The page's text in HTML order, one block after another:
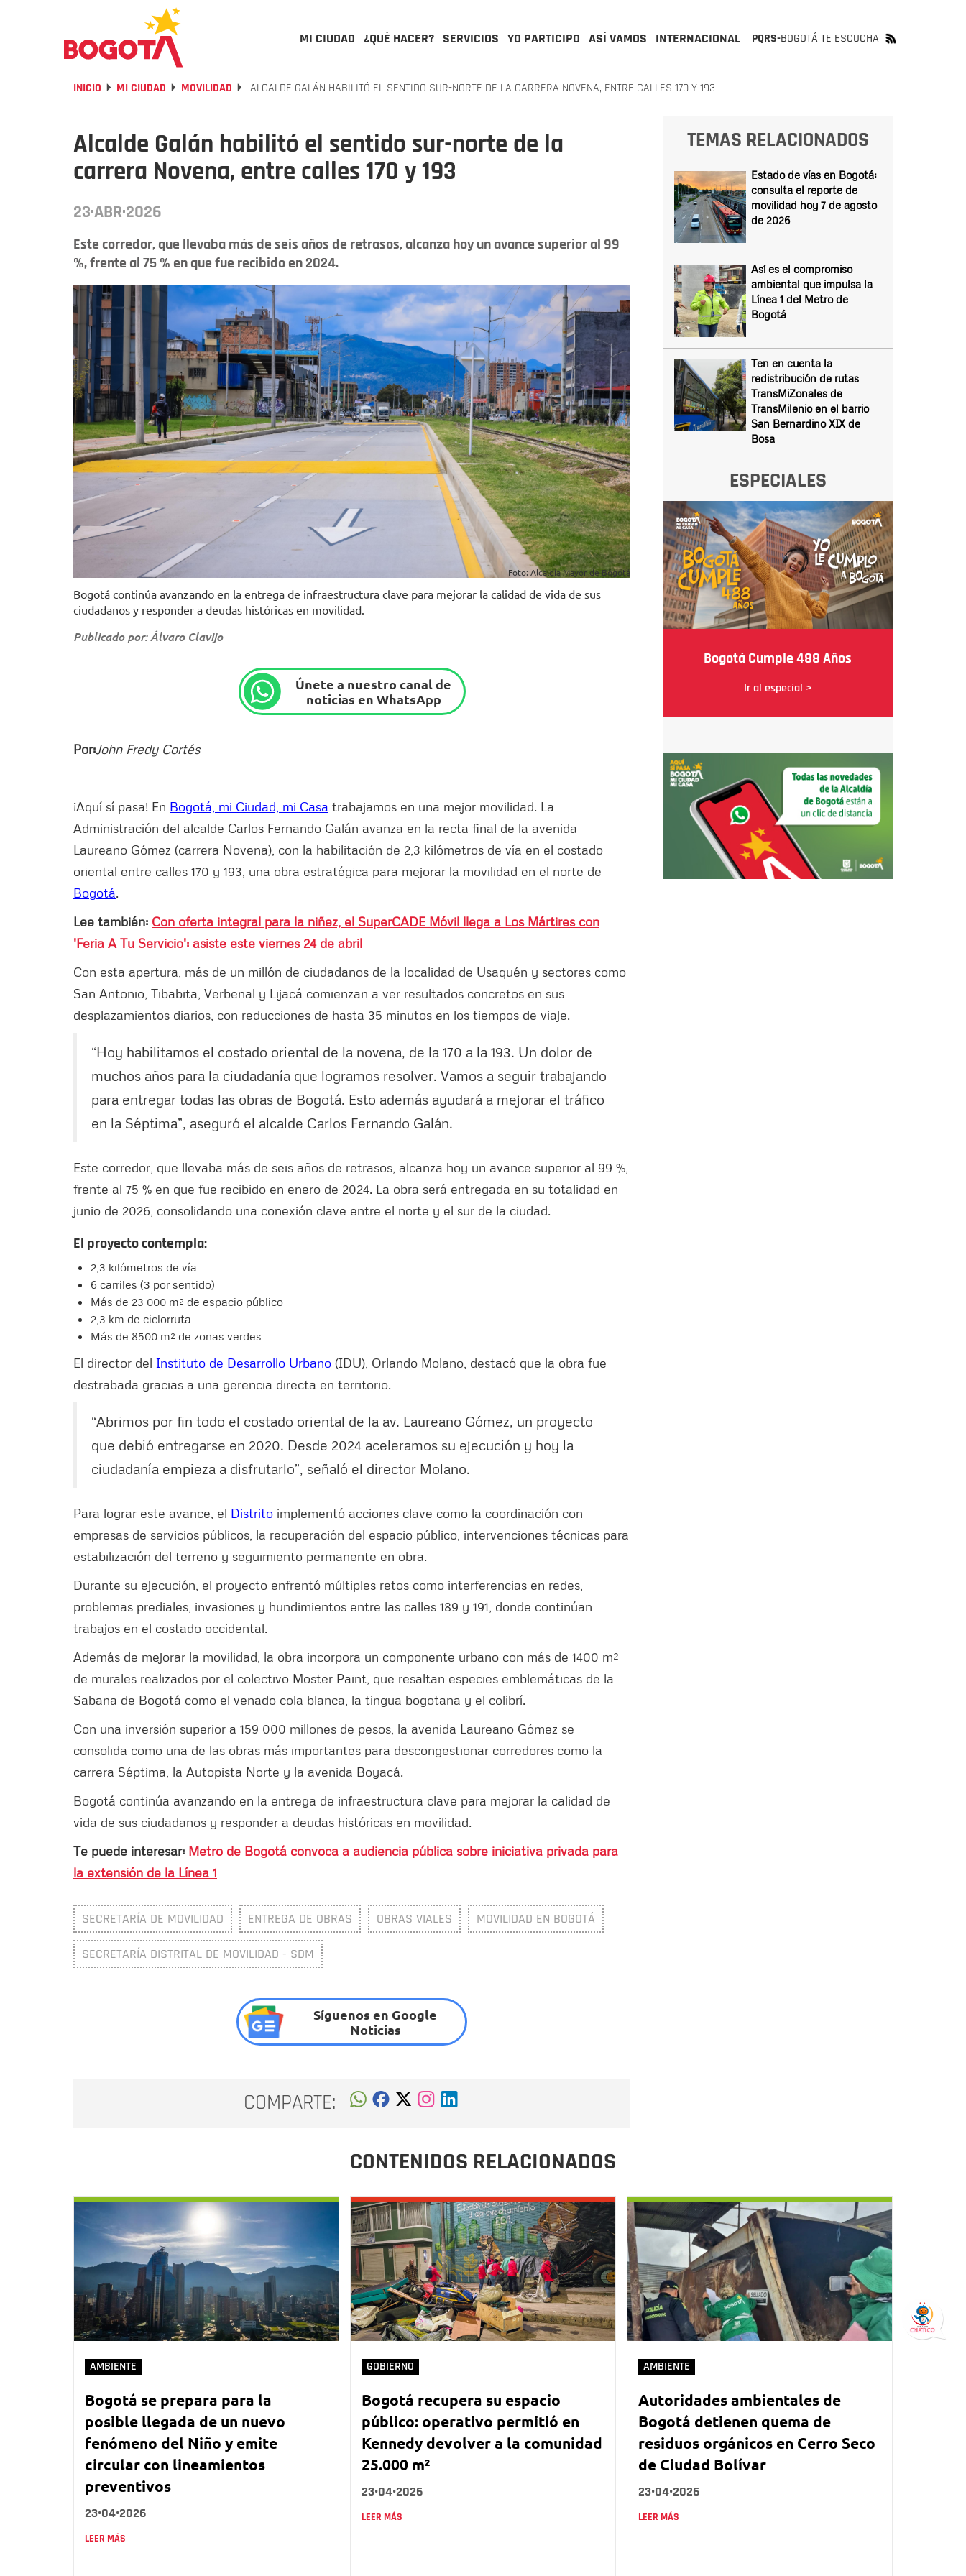
MI CIUDAD ¿QUÉ HACER? SERVICIOS YO PARTICIPO ASÍ VAMOS INTERNACIONAL PQRS-BOGOTÁ TE ESCUCHA
INICIO MI CIUDAD MOVILIDAD ALCALDE GALÁN HABILITÓ EL SENTIDO SUR-NORTE DE LA CARRERA NOVENA, ENTRE CALLES 170 Y 193
Alcalde Galán habilitó el sentido sur-norte de la
carrera Novena, entre calles 170 y 193
23·ABR·2026
Este corredor, que llevaba más de seis años de retrasos, alcanza hoy un avance superior al 99
%, frente al 75 % en que fue recibido en 2024.
Foto: Alcaldía Mayor de Bogotá
Bogotá continúa avanzando en la entrega de infraestructura clave para mejorar la calidad de vida de sus
ciudadanos y responder a deudas históricas en movilidad.
Publicado por: Álvaro Clavijo
Únete a nuestro canal de
noticias en WhatsApp
Por:John Fredy Cortés
¡Aquí sí pasa! En Bogotá, mi Ciudad, mi Casa trabajamos en una mejor movilidad. La
Administración del alcalde Carlos Fernando Galán avanza en la recta final de la avenida
Laureano Gómez (carrera Novena), con la habilitación de 2,3 kilómetros de vía en el costado
oriental entre calles 170 y 193, una obra estratégica para mejorar la movilidad en el norte de
Bogotá.
Lee también: Con oferta integral para la niñez, el SuperCADE Móvil llega a Los Mártires con
'Feria A Tu Servicio': asiste este viernes 24 de abril
Con esta apertura, más de un millón de ciudadanos de la localidad de Usaquén y sectores como
San Antonio, Tibabita, Verbenal y Lijacá comienzan a ver resultados concretos en sus
desplazamientos diarios, con reducciones de hasta 35 minutos en los tiempos de viaje.
“Hoy habilitamos el costado oriental de la novena, de la 170 a la 193. Un dolor de
muchos años para la ciudadanía que logramos resolver. Vamos a seguir trabajando
para entregar todas las obras de Bogotá. Esto además ayudará a mejorar el tráfico
en la Séptima”, aseguró el alcalde Carlos Fernando Galán.
Este corredor, que llevaba más de seis años de retrasos, alcanza hoy un avance superior al 99 %,
frente al 75 % en que fue recibido en enero de 2024. La obra será entregada en su totalidad en
junio de 2026, consolidando una conexión clave entre el norte y el sur de la ciudad.
El proyecto contempla:
2,3 kilómetros de vía
6 carriles (3 por sentido)
Más de 23 000 m² de espacio público
2,3 km de ciclorruta
Más de 8500 m² de zonas verdes
El director del Instituto de Desarrollo Urbano (IDU), Orlando Molano, destacó que la obra fue
destrabada gracias a una gerencia directa en territorio.
“Abrimos por fin todo el costado oriental de la av. Laureano Gómez, un proyecto
que debió entregarse en 2020. Desde 2024 aceleramos su ejecución y hoy la
ciudadanía empieza a disfrutarlo”, señaló el director Molano.
Para lograr este avance, el Distrito implementó acciones clave como la coordinación con
empresas de servicios públicos, la recuperación del espacio público, intervenciones técnicas para
estabilización del terreno y seguimiento permanente en obra.
Durante su ejecución, el proyecto enfrentó múltiples retos como interferencias en redes,
problemas prediales, invasiones y hundimientos entre las calles 189 y 191, donde continúan
trabajos en el costado occidental.
Además de mejorar la movilidad, la obra incorpora un componente urbano con más de 1400 m²
de murales realizados por el colectivo Moster Paint, que resaltan especies emblemáticas de la
Sabana de Bogotá como el venado cola blanca, la tingua bogotana y el colibrí.
Con una inversión superior a 159 000 millones de pesos, la avenida Laureano Gómez se
consolida como una de las obras más importantes para descongestionar corredores como la
carrera Séptima, la Autopista Norte y la avenida Boyacá.
Bogotá continúa avanzando en la entrega de infraestructura clave para mejorar la calidad de
vida de sus ciudadanos y responder a deudas históricas en movilidad.
Te puede interesar: Metro de Bogotá convoca a audiencia pública sobre iniciativa privada para
la extensión de la Línea 1
SECRETARÍA DE MOVILIDAD ENTREGA DE OBRAS OBRAS VIALES MOVILIDAD EN BOGOTÁ
SECRETARÍA DISTRITAL DE MOVILIDAD - SDM
Síguenos en Google
Noticias
COMPARTE:
TEMAS RELACIONADOS
Estado de vías en Bogotá:
consulta el reporte de
movilidad hoy 7 de agosto
de 2026
Así es el compromiso
ambiental que impulsa la
Línea 1 del Metro de
Bogotá
Ten en cuenta la
redistribución de rutas
TransMiZonales de
TransMilenio en el barrio
San Bernardino XIX de
Bosa
ESPECIALES
Bogotá Cumple 488 Años
Ir al especial >
CONTENIDOS RELACIONADOS
AMBIENTE
Bogotá se prepara para la
posible llegada de un nuevo
fenómeno del Niño y emite
circular con lineamientos
preventivos
23•04•2026
LEER MÁS
GOBIERNO
Bogotá recupera su espacio
público: operativo permitió en
Kennedy devolver a la comunidad
25.000 m²
23•04•2026
LEER MÁS
AMBIENTE
Autoridades ambientales de
Bogotá detienen quema de
residuos orgánicos en Cerro Seco
de Ciudad Bolívar
23•04•2026
LEER MÁS